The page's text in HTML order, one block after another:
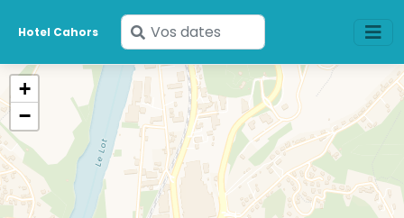
Hotel Cahors
Saisissez
vos
dates
+
−